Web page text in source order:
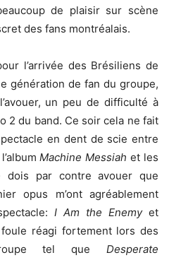
de plaisir sur scène
des fans montréalais.
l’arrivée des Brésiliens de
génération de fan du groupe,
un peu de difficulté à
2 du band. Ce soir cela ne fait
en dent de scie entre
Machine Messiah et les
dois par contre avouer que
opus m’ont agréablement
I Am the Enemyet
réagi fortement lors des
tel que Desperate